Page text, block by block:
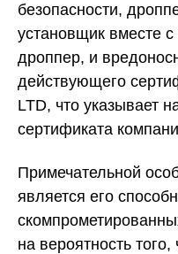
безопасности,
установщик вместе
дроппер, и
действующего
LTD, что указывает
сертификата
Примечательной
является его
на вероятность